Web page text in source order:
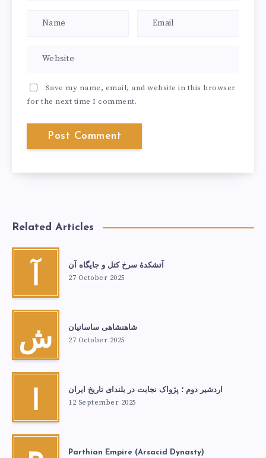
Save my name, email, and website in this browser
for the next time I comment.
Related Articles
آ آتشكدهٔ سرخ‌ کتل و جایگاه آن
27 October 2025
ش شاهنشاهی ساسانیان
27 October 2025
ا اردشیر دوم ؛ پژواک نجابت در بلندای تاریخ ایران
12 September 2025
Parthian Empire (Arsacid Dynasty)